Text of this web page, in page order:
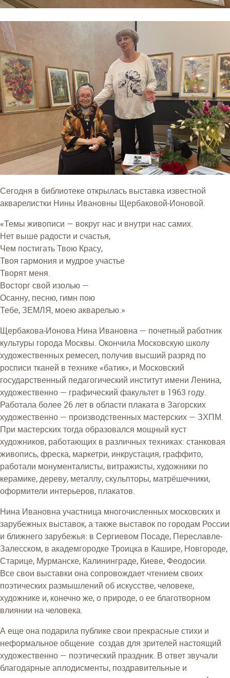
Сегодня в библиотеке открылась выставка известной
акварелистки Нины Ивановны Щербаковой-Ионовой.
«Темы живописи — вокруг нас и внутри нас самих.
Нет выше радости и счастья,
Чем постигать Твою Красу,
Твоя гармония и мудрое участье
Творят меня.
Восторг свой изолью —
Осанну, песню, гимн пою
Тебе, ЗЕМЛЯ, моею акварелью.»
Щербакова-Ионова Нина Ивановна — почетный работник
культуры города Москвы. Окончила Московскую школу
художественных ремесел, получив высший разряд по
росписи тканей в технике «батик», и Московский
государственный педагогический институт имени Ленина,
художественно — графический факультет в 1963 году.
Работала более 26 лет в области плаката в Загорских
художественно — производственных мастерских — ЗХПМ.
При мастерских тогда образовался мощный куст
художников, работающих в различных техниках: станковая
живопись, фреска, маркетри, инкрустация, граффито,
работали монументалисты, витражисты, художники по
керамике, дереву, металлу‚ скульпторы, матрёшечники,
оформители интерьеров, плакатов.
Нина Ивановна участница многочисленных московских и
зарубежных выставок, а также выставок по городам России
и ближнего зарубежья: в Сергиевом Посаде, Переславле-
Залесском, в академгородке Троицка в Кашире, Новгороде,
Старице, Мурманске, Калининграде, Киеве, Феодосии.
Все свои выставки она сопровождает чтением своих
поэтических размышлений об искусстве, человеке‚
художнике и, конечно же, о природе, о ее благотворном
влиянии на человека.
А еще она подарила публике свои прекрасные стихи и
неформальное общение создав для зрителей настоящий
художественно — поэтический праздник. В ответ звучали
благодарные аплодисменты, поздравительные и